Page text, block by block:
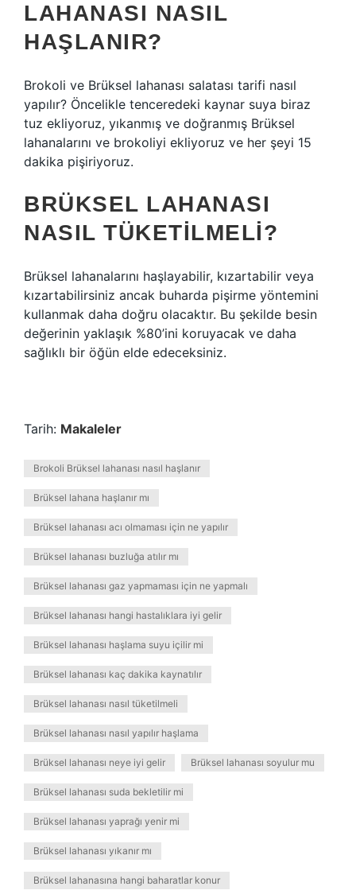
LAHANASI NASIL
HAŞLANIR?
Brokoli ve Brüksel lahanası salatası tarifi nasıl
yapılır? Öncelikle tenceredeki kaynar suya biraz
tuz ekliyoruz, yıkanmış ve doğranmış Brüksel
lahanalarını ve brokoliyi ekliyoruz ve her şeyi 15
dakika pişiriyoruz.
BRÜKSEL LAHANASI
NASIL TÜKETILMELI?
Brüksel lahanalarını haşlayabilir, kızartabilir veya
kızartabilirsiniz ancak buharda pişirme yöntemini
kullanmak daha doğru olacaktır. Bu şekilde besin
değerinin yaklaşık %80’ini koruyacak ve daha
sağlıklı bir öğün elde edeceksiniz.
Tarih: Makaleler
Brokoli Brüksel lahanası nasıl haşlanır
Brüksel lahana haşlanır mı
Brüksel lahanası acı olmaması için ne yapılır
Brüksel lahanası buzluğa atılır mı
Brüksel lahanası gaz yapmaması için ne yapmalı
Brüksel lahanası hangi hastalıklara iyi gelir
Brüksel lahanası haşlama suyu içilir mi
Brüksel lahanası kaç dakika kaynatılır
Brüksel lahanası nasıl tüketilmeli
Brüksel lahanası nasıl yapılır haşlama
Brüksel lahanası neye iyi gelir Brüksel lahanası soyulur mu
Brüksel lahanası suda bekletilir mi
Brüksel lahanası yaprağı yenir mi
Brüksel lahanası yıkanır mı
Brüksel lahanasına hangi baharatlar konur